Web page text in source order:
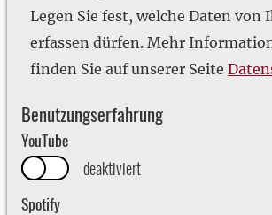
Legen Sie fest, welche Daten von
erfassen dürfen. Mehr
finden Sie auf unserer Seite
Benutzungserfahrung
YouTube
deaktiviert
Spotify
2020
2021
2022
2024
2025
2026